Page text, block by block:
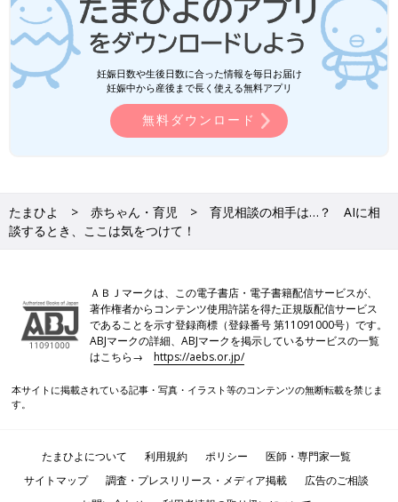
妊娠日数や生後日数に合った情報を毎日お届け
妊娠中から産後まで長く使える無料アプリ
無料ダウンロード
たまひよ 赤ちゃん・育児
育児相談の相手は…？ AIに相
談するとき、ここは気をつけて！
ＡＢＪマークは、この電子書店・電子書籍配信サービスが、
著作権者からコンテンツ使用許諾を得た正規版配信サービス
であることを示す登録商標（登録番号 第11091000号）です。
ABJマークの詳細、ABJマークを掲示しているサービスの一覧
はこちら→https://aebs.or.jp/
本サイトに掲載されている記事・写真・イラスト等のコンテンツの無断転載を禁じま
す。
たまひよについて 利用規約 ポリシー
医師・専門家一覧
サイトマップ
調査・プレスリリース・メディア掲載
広告のご相談